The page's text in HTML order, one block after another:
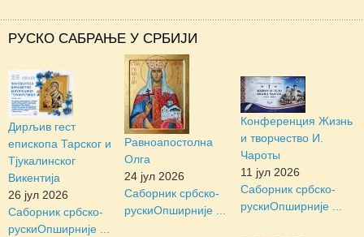
РУСКО САБРАЊЕ У СРБИЈИ
Дирљив гест
епископа Тарског и
Тјукалинског
Викентија
26 јул 2026
Саборник србско-
рускиОпширније ...
Равноапостолна
Олга
24 јул 2026
Саборник србско-
рускиОпширније ...
Конференция Жизнь
и творчество И.
Чароты
11 јул 2026
Саборник србско-
рускиОпширније ...